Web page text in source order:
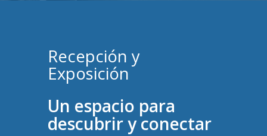
Recepción y
Exposición
Un espacio para
descubrir y conectar